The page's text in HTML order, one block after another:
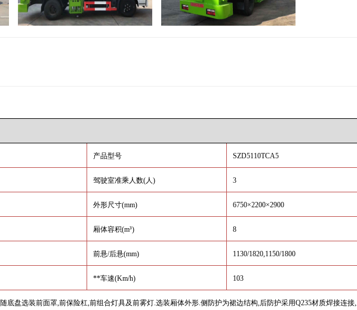
产品型号 SZD5110TCA5
驾驶室准乘人数(人) 3
外形尺寸(mm) 6750×2200×2900
厢体容积(m³) 8
前悬/后悬(mm) 1130/1820,1150/1800
**车速(Km/h) 103
随底盘选装前面罩,前保险杠,前组合灯具及前雾灯.选装厢体外形.侧防护为裙边结构,后防护采用Q235材质焊接连接,